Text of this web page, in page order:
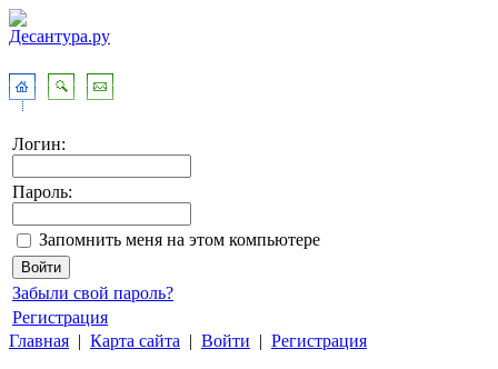
Логин:
Пароль:
Запомнить меня на этом компьютере
Забыли свой пароль?
Регистрация
Главная | Карта сайта | Войти | Регистрация